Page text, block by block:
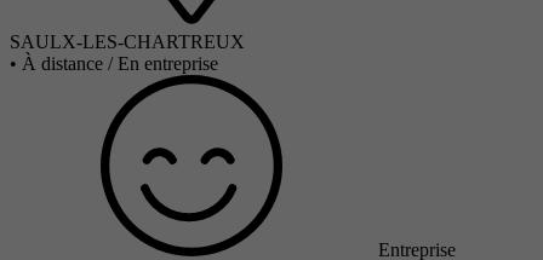
SAULX-LES-CHARTREUX
• À distance / En entreprise
Entreprise